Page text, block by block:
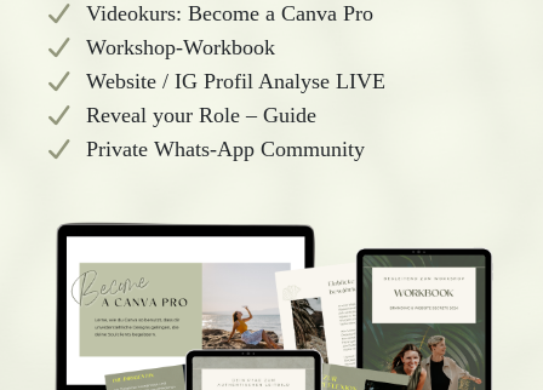
Videokurs: Become a Canva Pro
Workshop-Workbook
Website / IG Profil Analyse LIVE
Reveal your Role – Guide
Private Whats-App Community